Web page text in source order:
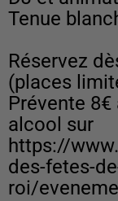
Tenue
Réservez
(places
Prévente
alcool sur
https://
des-fetes-
roi/